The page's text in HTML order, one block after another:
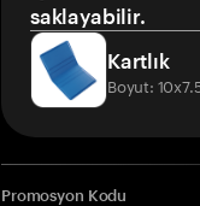
saklayabilir.
Kartlık
Boyut:
Promosyon Kodu